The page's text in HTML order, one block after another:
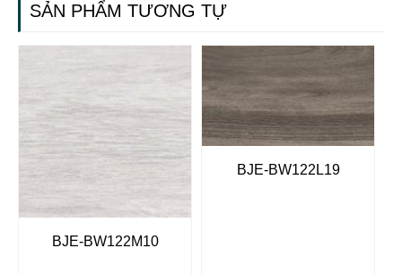
SẢN PHẨM TƯƠNG TỰ
BJE-BW122M10
BJE-BW122L19